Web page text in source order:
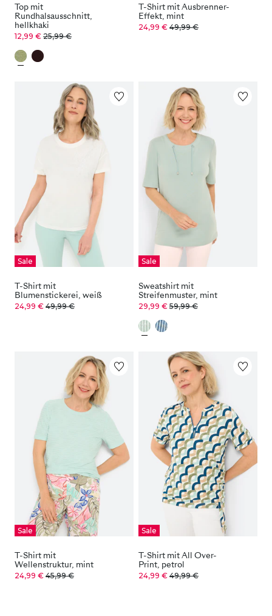
Top mit
Rundhalsausschnitt,
hellkhaki
12,99 € 25,99 €
T-Shirt mit Ausbrenner-
Effekt, mint
24,99 € 49,99 €
Sale
T-Shirt mit
Blumenstickerei, weiß
24,99 € 49,99 €
Sale
Sweatshirt mit
Streifenmuster, mint
29,99 € 59,99 €
Sale
T-Shirt mit
Wellenstruktur, mint
24,99 € 45,99 €
Sale
T-Shirt mit All Over-
Print, petrol
24,99 € 49,99 €